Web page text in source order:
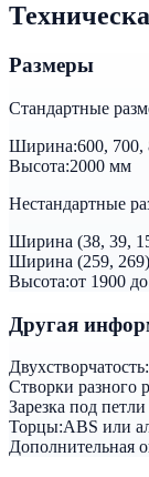
Размеры
Стандартные
Ширина:600,
Высота:2000 мм
Нестандартные
Ширина (38, 39,
Ширина (259,
Высота:от 1900
Другая
Двухстворчатость:
Створки разного
Зарезка под
Торцы:ABS или
Дополнительная